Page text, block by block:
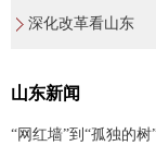
深化改革看山东
山东新闻
“网红墙”到“孤独的